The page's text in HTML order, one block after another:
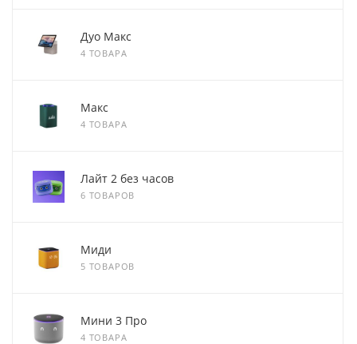
Дуо Макс
4 ТОВАРА
Макс
4 ТОВАРА
Лайт 2 без часов
6 ТОВАРОВ
Миди
5 ТОВАРОВ
Мини 3 Про
4 ТОВАРА